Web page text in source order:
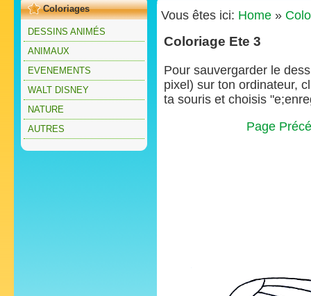
Coloriages
DESSINS ANIMÉS
ANIMAUX
EVENEMENTS
WALT DISNEY
NATURE
AUTRES
Vous êtes ici: Home »
Coloriage Ete 3
Pour sauvergarder le
pixel) sur ton ordinateur,
ta souris et choisis
Page